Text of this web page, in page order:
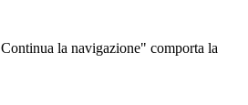
la navigazione" comporta la